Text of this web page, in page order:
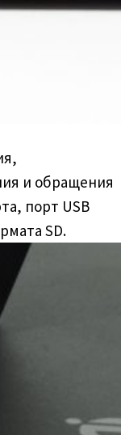
и обращения
порт USB
SD.